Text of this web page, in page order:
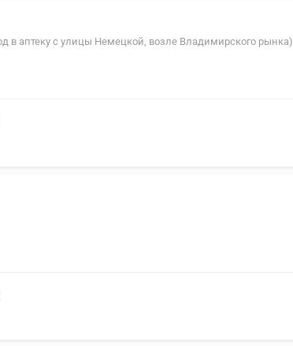
в аптеку с улицы Немецкой, возле Владимирского рынка)